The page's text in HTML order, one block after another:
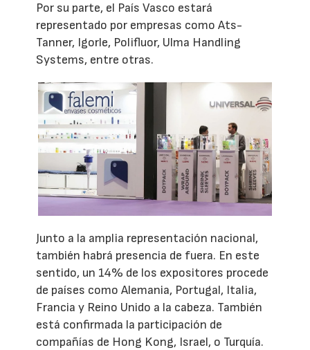
Por su parte, el País Vasco estará
representado por empresas como Ats-
Tanner, Igorle, Polifluor, Ulma Handling
Systems, entre otras.
Junto a la amplia representación nacional,
también habrá presencia de fuera. En este
sentido, un 14% de los expositores procede
de países como Alemania, Portugal, Italia,
Francia y Reino Unido a la cabeza. También
está confirmada la participación de
compañías de Hong Kong, Israel, o Turquía.